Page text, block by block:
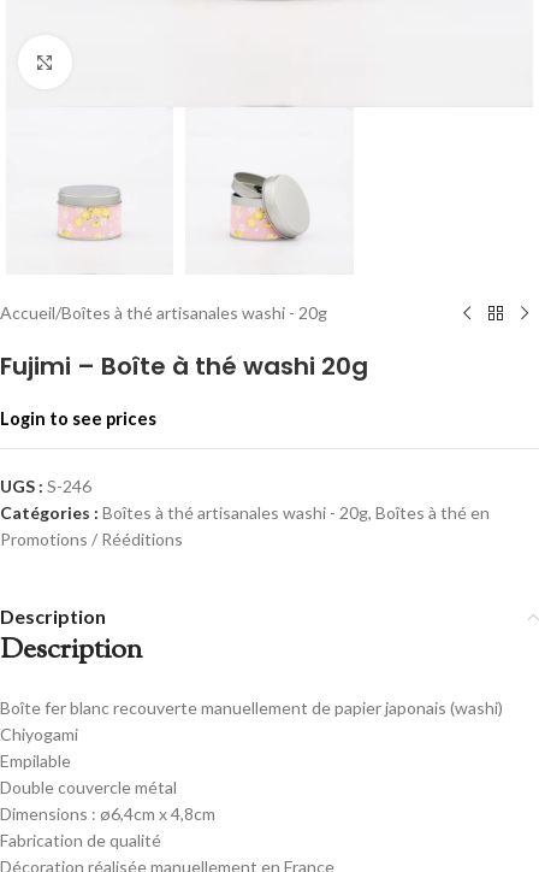
Accueil/Boîtes à thé artisanales washi - 20g
Fujimi – Boîte à thé washi 20g
Login to see prices
UGS : S-246
Catégories : Boîtes à thé artisanales washi - 20g, Boîtes à thé en
Promotions / Rééditions
Description
Description
Boîte fer blanc recouverte manuellement de papier japonais (washi)
Chiyogami
Empilable
Double couvercle métal
Dimensions : ø6,4cm x 4,8cm
Fabrication de qualité
Décoration réalisée manuellement en France